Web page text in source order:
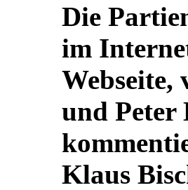
Die
im
Webseite,
und Peter
Klaus